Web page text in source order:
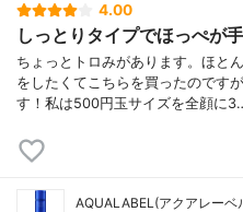
4.00
しっとりタイプでほっぺが
ちょっとトロみがあります。ほと
をしたくてこちらを買ったのです
す！私は500円玉サイズを全顔に
AQUALABEL(アクアレーベ